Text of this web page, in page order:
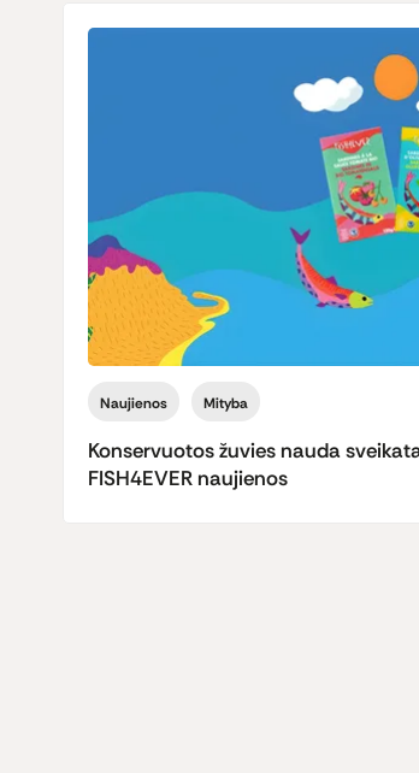
Naujienos Mityba
Konservuotos žuvies nauda
FISH4EVER naujienos